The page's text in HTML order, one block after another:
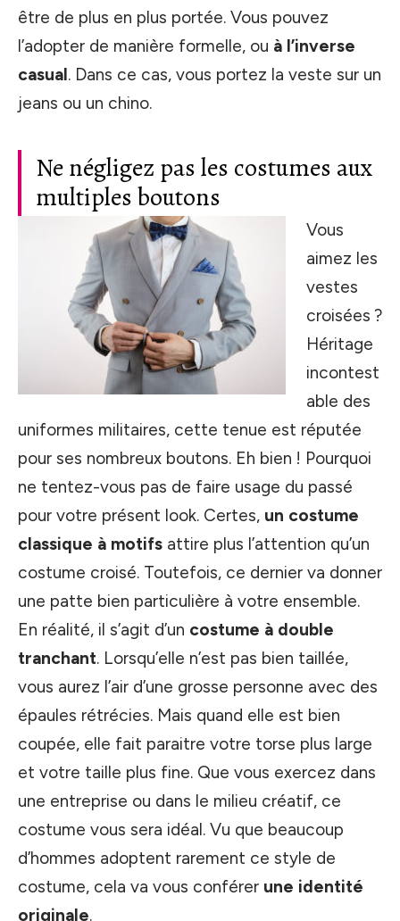
être de plus en plus portée. Vous pouvez
l’adopter de manière formelle, ou à l’inverse
casual. Dans ce cas, vous portez la veste sur un
jeans ou un chino.
Ne négligez pas les costumes aux
multiples boutons
Vous
aimez les
vestes
croisées ?
Héritage
incontest
able des
uniformes militaires, cette tenue est réputée
pour ses nombreux boutons. Eh bien ! Pourquoi
ne tentez-vous pas de faire usage du passé
pour votre présent look. Certes, un costume
classique à motifs attire plus l’attention qu’un
costume croisé. Toutefois, ce dernier va donner
une patte bien particulière à votre ensemble.
En réalité, il s’agit d’un costume à double
tranchant. Lorsqu’elle n’est pas bien taillée,
vous aurez l’air d’une grosse personne avec des
épaules rétrécies. Mais quand elle est bien
coupée, elle fait paraitre votre torse plus large
et votre taille plus fine. Que vous exercez dans
une entreprise ou dans le milieu créatif, ce
costume vous sera idéal. Vu que beaucoup
d’hommes adoptent rarement ce style de
costume, cela va vous conférer une identité
originale.